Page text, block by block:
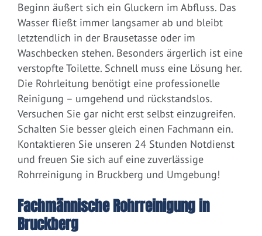
Beginn äußert sich ein Gluckern im Abfluss. Das
Wasser fließt immer langsamer ab und bleibt
letztendlich in der Brausetasse oder im
Waschbecken stehen. Besonders ärgerlich ist eine
verstopfte Toilette. Schnell muss eine Lösung her.
Die Rohrleitung benötigt eine professionelle
Reinigung – umgehend und rückstandslos.
Versuchen Sie gar nicht erst selbst einzugreifen.
Schalten Sie besser gleich einen Fachmann ein.
Kontaktieren Sie unseren 24 Stunden Notdienst
und freuen Sie sich auf eine zuverlässige
Rohrreinigung in Bruckberg und Umgebung!
Fachmännische Rohrreinigung in
Bruckberg